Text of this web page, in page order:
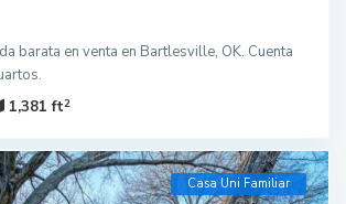
barata en venta en Bartlesville, OK. Cuenta
1,381 ft2
Casa Uni Familiar